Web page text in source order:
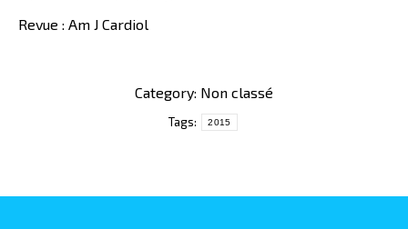
Revue : Am J Cardiol
Category: Non classé
Tags: 2015